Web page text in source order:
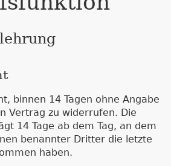
binnen 14 Tagen ohne Angabe
Vertrag zu widerrufen. Die
14 Tage ab dem Tag, an dem
benannter Dritter die letzte
haben.